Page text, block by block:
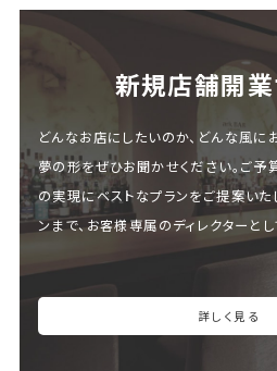
新規店舗開業
どんなお店にしたいのか、どんな風に
夢の形をぜひお聞かせください。ご予
の実現にベストなプランをご提案いた
ンまで、お客様専属のディレクターとし
詳しく見る